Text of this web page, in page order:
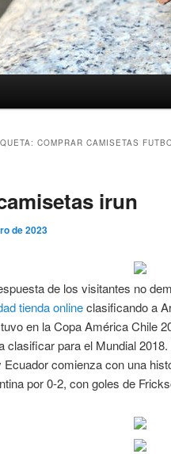
COMPRAR CAMISETAS
irun
de 2023
de los visitantes no
tienda onlineclasificando a
en la Copa América Chile
clasificar para el Mundial
Ecuador comienza con una
por 0-2, con goles de